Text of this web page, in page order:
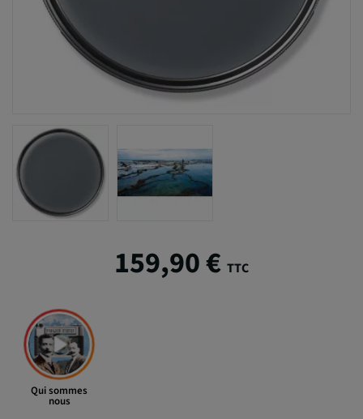
159,90 € TTC
Qui sommes
nous